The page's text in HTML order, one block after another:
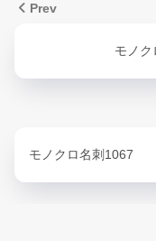
Prev
モノク
モノクロ名刺1067